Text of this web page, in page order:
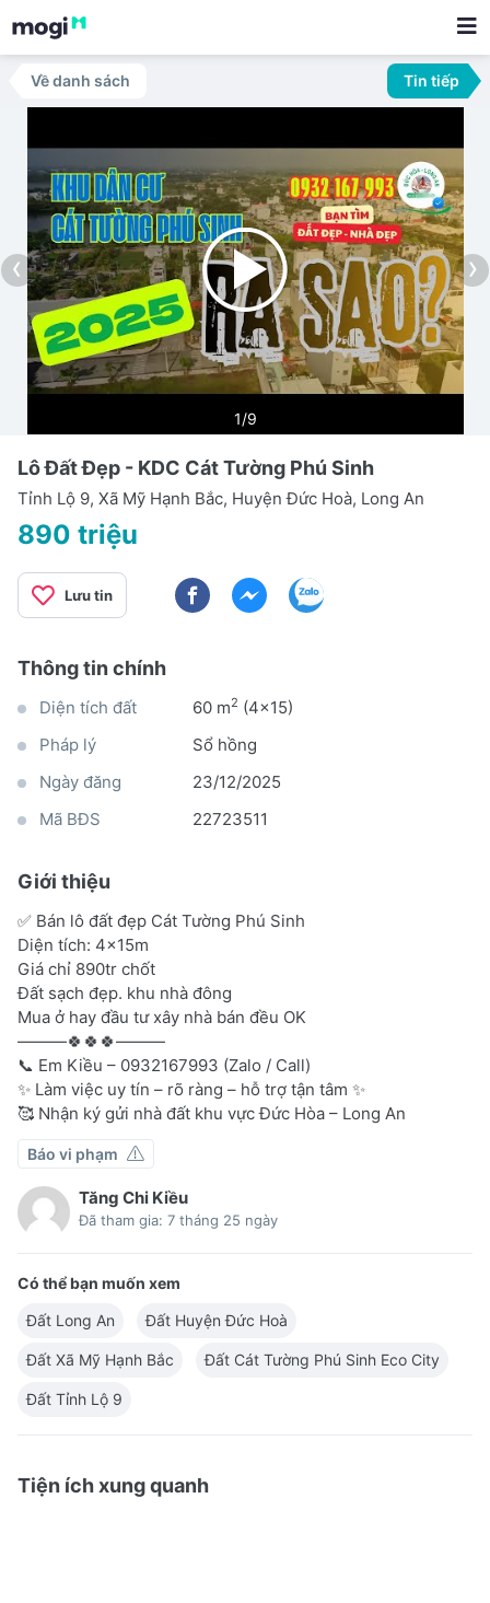
Về danh sách Tin tiếp
‹ ›
1/9
Lô Đất Đẹp - KDC Cát Tường Phú Sinh
Tỉnh Lộ 9, Xã Mỹ Hạnh Bắc, Huyện Đức Hoà, Long An
890 triệu
Lưu tin
Thông tin chính
Diện tích đất 60 m2 (4x15)
Pháp lý
Sổ hồng
Ngày đăng
23/12/2025
Mã BĐS
22723511
Giới thiệu
✅ Bán lô đất đẹp Cát Tường Phú Sinh
Diện tích: 4x15m
Giá chỉ 890tr chốt
Đất sạch đẹp. khu nhà đông
Mua ở hay đầu tư xây nhà bán đều OK
———🍀🍀🍀———
📞 Em Kiều – 0932167993 (Zalo / Call)
✨ Làm việc uy tín – rõ ràng – hỗ trợ tận tâm ✨
🥰 Nhận ký gửi nhà đất khu vực Đức Hòa – Long An
Báo vi phạm
Tăng Chi Kiều
Đã tham gia: 7 tháng 25 ngày
Có thể bạn muốn xem
Đất Long An
Đất Huyện Đức Hoà
Đất Xã Mỹ Hạnh Bắc Đất Cát Tường Phú Sinh Eco City
Đất Tỉnh Lộ 9
Tiện ích xung quanh